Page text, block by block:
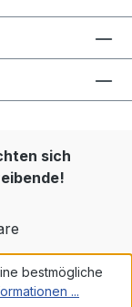
sich
bestmögliche
...